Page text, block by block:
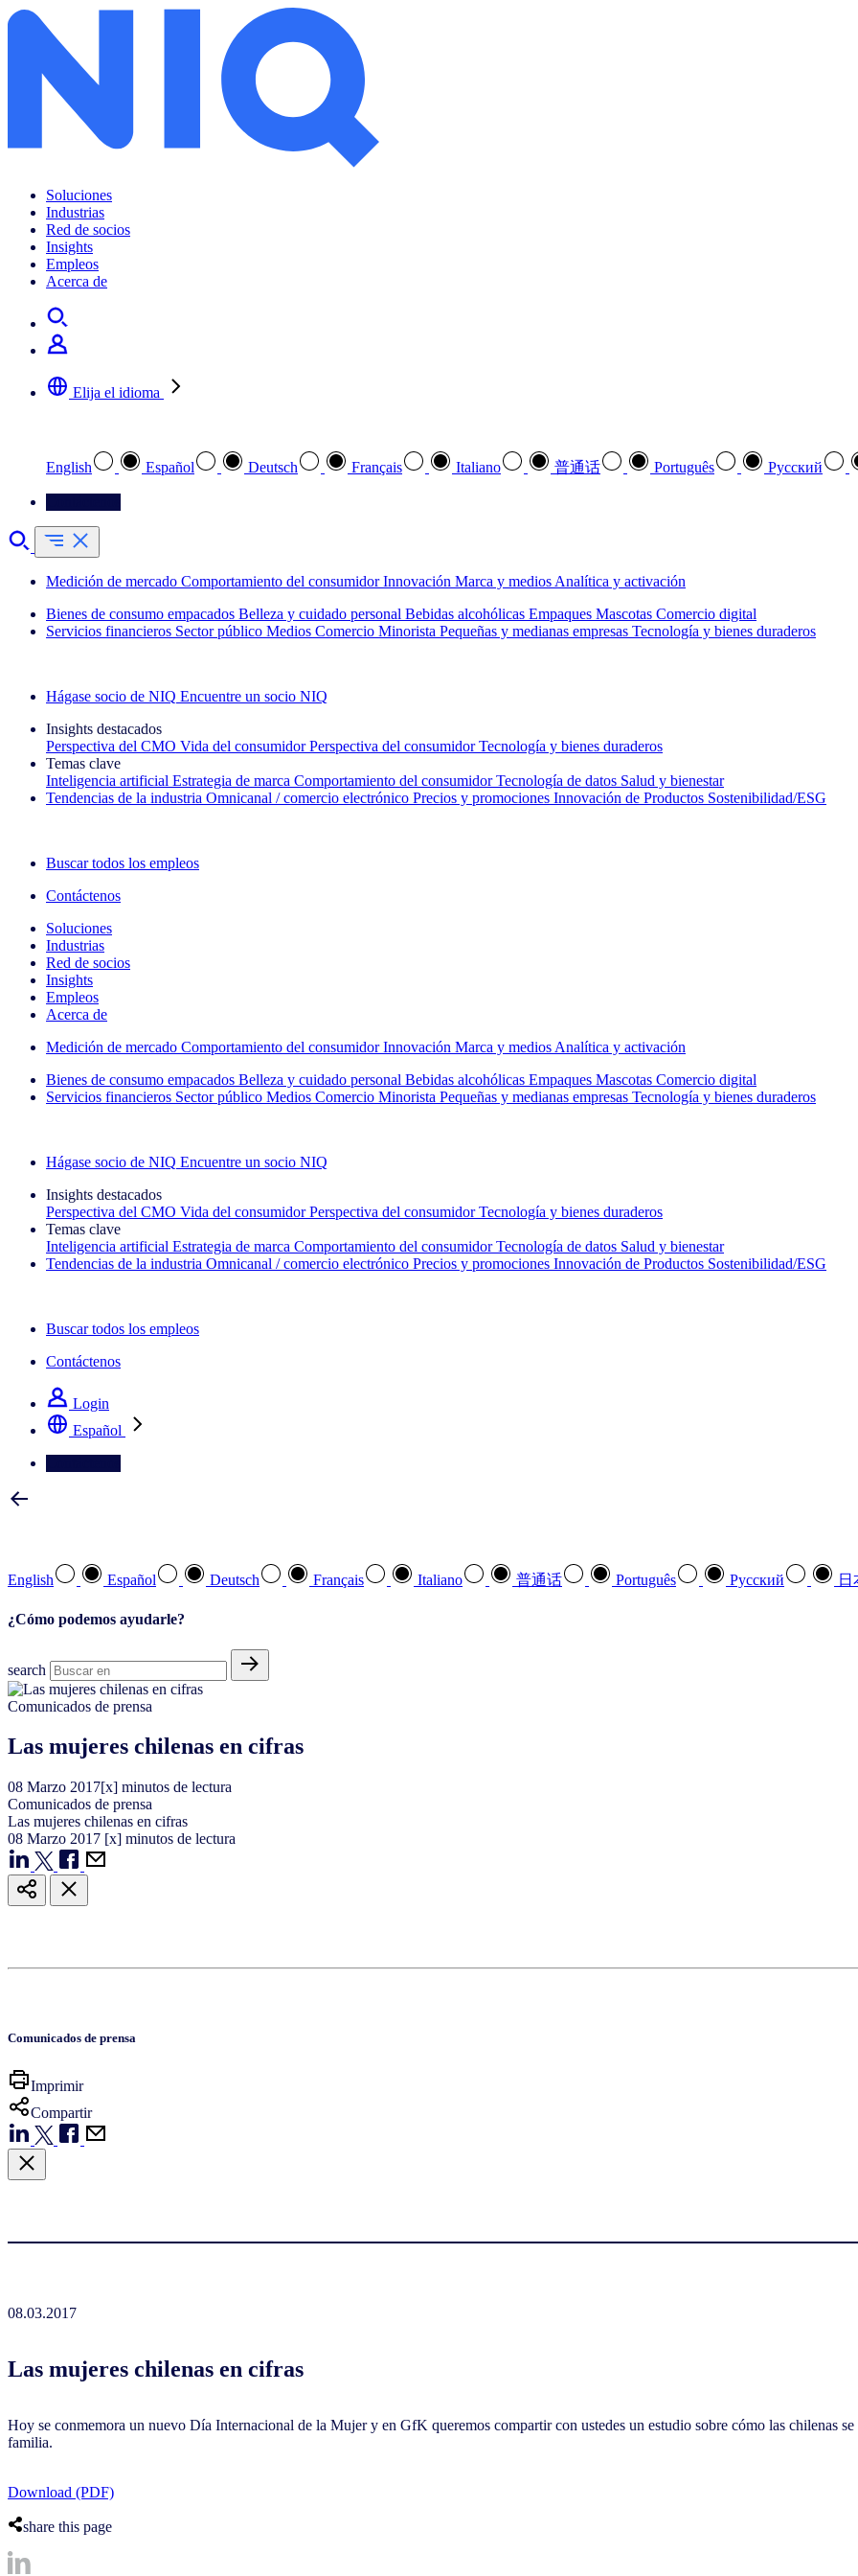
Soluciones
Industrias
Red de socios
Insights
Empleos
Acerca de
Elija el idioma
English Español Deutsch Français Italiano 普通话 Português Pусский
Medición de mercado Comportamiento del consumidor Innovación Marca y medios Analítica y activación
Bienes de consumo empacados Belleza y cuidado personal Bebidas alcohólicas Empaques Mascotas Comercio digital
Servicios financieros Sector público Medios Comercio Minorista Pequeñas y medianas empresas Tecnología y bienes duraderos
Hágase socio de NIQ Encuentre un socio NIQ
Insights destacados
Perspectiva del CMO Vida del consumidor Perspectiva del consumidor Tecnología y bienes duraderos
Temas clave
Inteligencia artificial Estrategia de marca Comportamiento del consumidor Tecnología de datos Salud y bienestar
Tendencias de la industria Omnicanal / comercio electrónico Precios y promociones Innovación de Productos Sostenibilidad/ESG
Buscar todos los empleos
Contáctenos
Soluciones
Industrias
Red de socios
Insights
Empleos
Acerca de
Medición de mercado Comportamiento del consumidor Innovación Marca y medios Analítica y activación
Bienes de consumo empacados Belleza y cuidado personal Bebidas alcohólicas Empaques Mascotas Comercio digital
Servicios financieros Sector público Medios Comercio Minorista Pequeñas y medianas empresas Tecnología y bienes duraderos
Hágase socio de NIQ Encuentre un socio NIQ
Insights destacados
Perspectiva del CMO Vida del consumidor Perspectiva del consumidor Tecnología y bienes duraderos
Temas clave
Inteligencia artificial Estrategia de marca Comportamiento del consumidor Tecnología de datos Salud y bienestar
Tendencias de la industria Omnicanal / comercio electrónico Precios y promociones Innovación de Productos Sostenibilidad/ESG
Buscar todos los empleos
Contáctenos
Login
Español
English Español Deutsch Français Italiano 普通话 Português Pусский 日
¿Cómo podemos ayudarle?
search
Comunicados de prensa
Las mujeres chilenas en cifras
08 Marzo 2017[x] minutos de lectura
Comunicados de prensa
Las mujeres chilenas en cifras
08 Marzo 2017 [x] minutos de lectura
Comunicados de prensa
Imprimir
Compartir
08.03.2017
Las mujeres chilenas en cifras
Hoy se conmemora un nuevo Día Internacional de la Mujer y en GfK queremos compartir con ustedes un estudio sobre cómo las chilenas
familia.
Download (PDF)
share this page